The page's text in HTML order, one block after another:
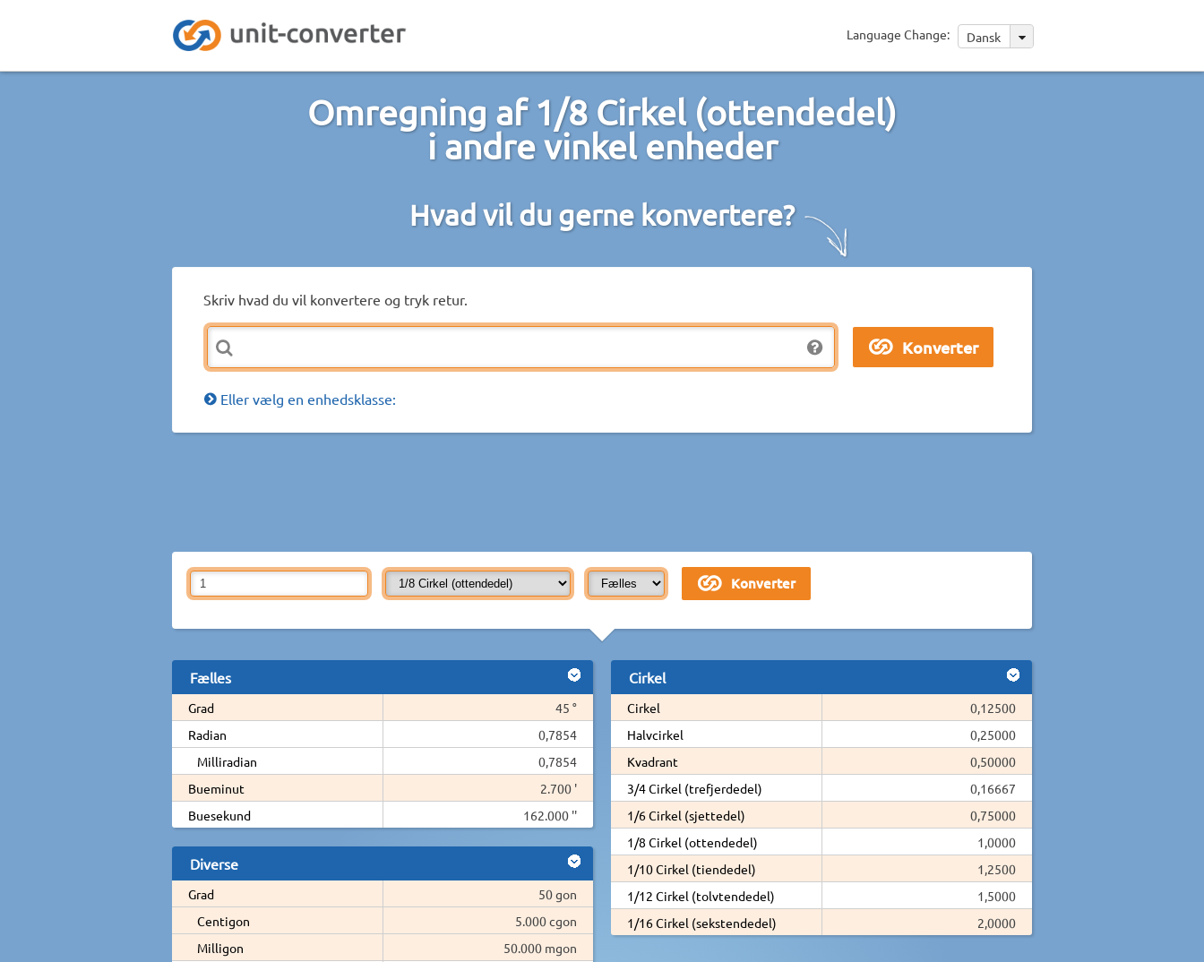
Language Change: Dansk
Omregning af 1/8 Cirkel (ottendedel)
i andre vinkel enheder
Hvad vil du gerne konvertere?
Skriv hvad du vil konvertere og tryk retur.
Eller vælg en enhedsklasse:
Fælles
Grad
45 °
Radian
0,7854
Milliradian
0,7854
Bueminut
2.700 '
Buesekund
162.000 ''
Diverse
Grad
50 gon
Centigon
5.000 cgon
Milligon
50.000 mgon
Cirkel
Cirkel
0,12500
Halvcirkel
0,25000
Kvadrant
0,50000
3/4 Cirkel (trefjerdedel)
0,16667
1/6 Cirkel (sjettedel)
0,75000
1/8 Cirkel (ottendedel)
1,0000
1/10 Cirkel (tiendedel)
1,2500
1/12 Cirkel (tolvtendedel)
1,5000
1/16 Cirkel (sekstendedel)
2,0000